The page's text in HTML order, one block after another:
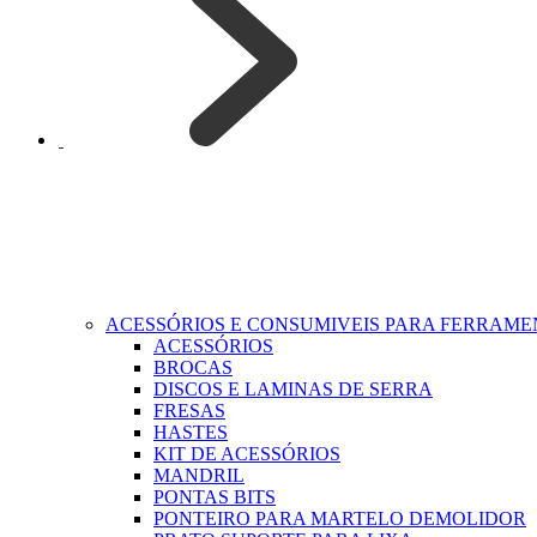
ACESSÓRIOS E CONSUMIVEIS PARA
ACESSÓRIOS
BROCAS
DISCOS E LAMINAS DE SERRA
FRESAS
HASTES
KIT DE ACESSÓRIOS
MANDRIL
PONTAS BITS
PONTEIRO PARA MARTELO DEMOLIDOR